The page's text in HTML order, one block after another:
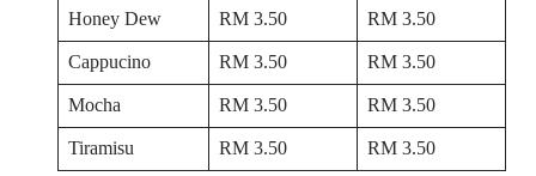
Honey Dew
RM 3.50
RM 3.50
Cappucino
RM 3.50
RM 3.50
Mocha
RM 3.50
RM 3.50
Tiramisu
RM 3.50 RM 3.50